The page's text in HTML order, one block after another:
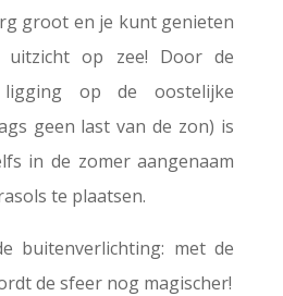
groot en je kunt genieten
uitzicht op zee! Door de
op de oostelijke
geen last van de zon) is
in de zomer aangenaam
te plaatsen.
buitenverlichting: met de
de sfeer nog magischer!